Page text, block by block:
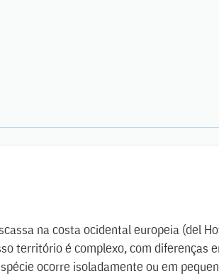
na costa ocidental europeia (del
território é complexo, com
ocorre isoladamente ou em